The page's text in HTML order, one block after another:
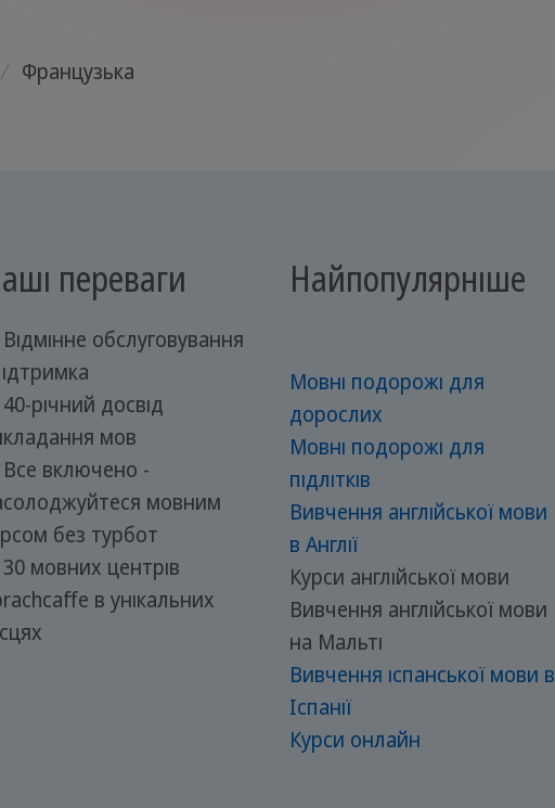
/ Французька
переваги
обслуговування
річний досвід
мов
включено -
мовним
без турбот
мовних центрів
в унікальних
Найпопулярніше
Мовні подорожі для
дорослих
Мовні подорожі для
підлітків
Вивчення англійської мови
в Англії
Курси англійської мови
Вивчення англійської мови
на Мальті
Вивчення іспанської мови в
Іспанії
Курси онлайн